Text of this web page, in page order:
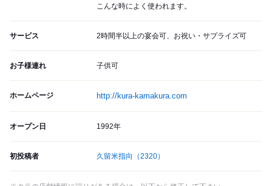
こんな時によく使われます。
サービス 2時間半以上の宴会可、お祝い・サプライズ可
お子様連れ 子供可
ホームページ http://kura-kamakura.com
オープン日 1992年
初投稿者 久留米指向 （2320）